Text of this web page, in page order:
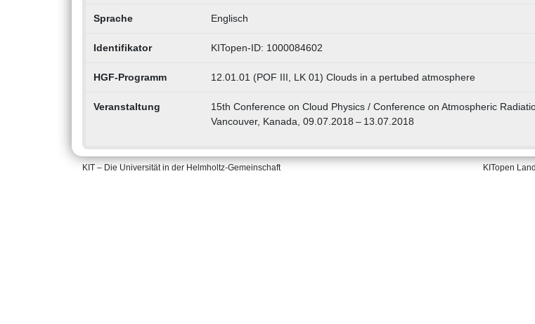
Sprache Englisch
Identifikator KITopen-ID: 1000084602
HGF-Programm 12.01.01 (POF III, LK 01) Clouds in a pertubed atmosphere
Veranstaltung
15th Conference on Cloud Physics / Conference on Atmospheric
Vancouver, Kanada, 09.07.2018 – 13.07.2018
KIT – Die Universität in der Helmholtz-Gemeinschaft KITopen